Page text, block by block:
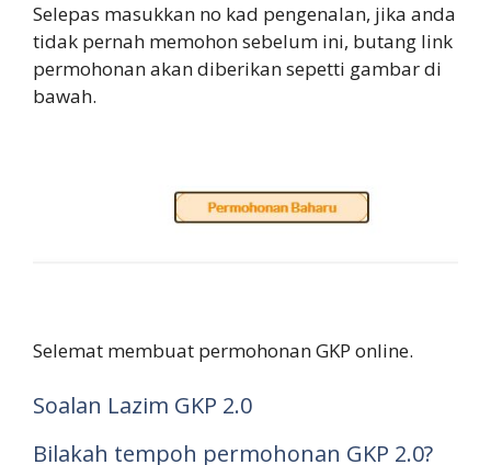
Selepas masukkan no kad pengenalan, jika anda
tidak pernah memohon sebelum ini, butang link
permohonan akan diberikan sepetti gambar di
bawah.
Selemat membuat permohonan GKP online.
Soalan Lazim GKP 2.0
Bilakah tempoh permohonan GKP 2.0?